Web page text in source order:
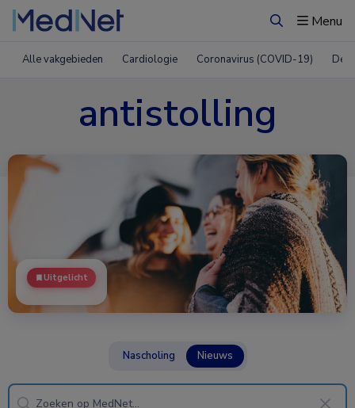
ZoekenMenu
Alle vakgebieden Cardiologie Coronavirus (COVID-19)
antistolling
Uitgelicht
Nascholing Nieuws